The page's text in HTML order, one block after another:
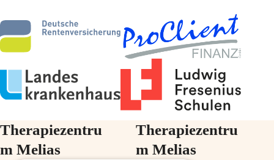
Therapiezentru
m Melias
Therapiezentru
m Melias